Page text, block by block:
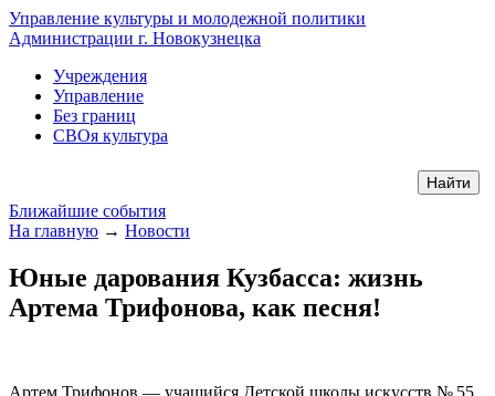
Управление культуры и молодежной политики
Администрации г. Новокузнецка
Учреждения
Управление
Без границ
СВОя культура
Ближайшие события
На главную → Новости
Юные дарования Кузбасса: жизнь
Артема Трифонова, как песня!
Артем Трифонов — учащийся Детской школы искусств № 55,